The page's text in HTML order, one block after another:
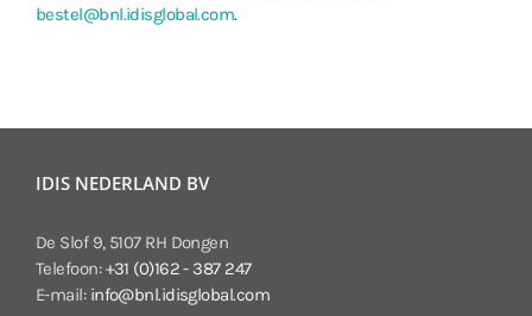
bestel@bnl.idisglobal.com.
IDIS NEDERLAND BV
De Slof 9, 5107 RH Dongen
Telefoon:+31 (0)162 - 387 247
E-mail: info@bnl.idisglobal.com